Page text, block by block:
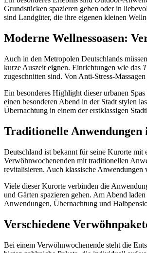
Grundstücken spazieren gehen oder in
sind Landgüter, die ihre eigenen kleinen
Moderne Wellnessoasen:
Auch in den Metropolen Deutschlands
kurze Auszeit eignen. Einrichtungen wie das
zugeschnitten sind. Von Anti-Stress-
Ein besonderes Highlight dieser urbanen
einen besonderen Abend in der Stadt stylen
Übernachtung in einem der erstklassigen
Traditionelle
Deutschland ist bekannt für seine Kurorte
Verwöhnwochenenden mit traditionellen
revitalisieren. Auch klassische Anwendungen
Viele dieser Kurorte verbinden die
und Gärten spazieren gehen. Am Abend
Anwendungen, Übernachtung und
Verschiedene
Bei einem Verwöhnwochenende steht die